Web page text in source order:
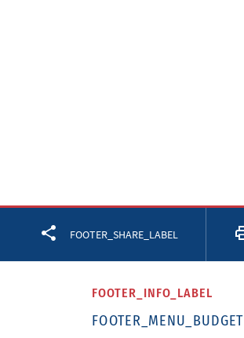
FOOTER_SHARE_LABEL
Facebook Twitter
FOOTER_INFO_LABEL
FOOTER_MENU_BUDGET